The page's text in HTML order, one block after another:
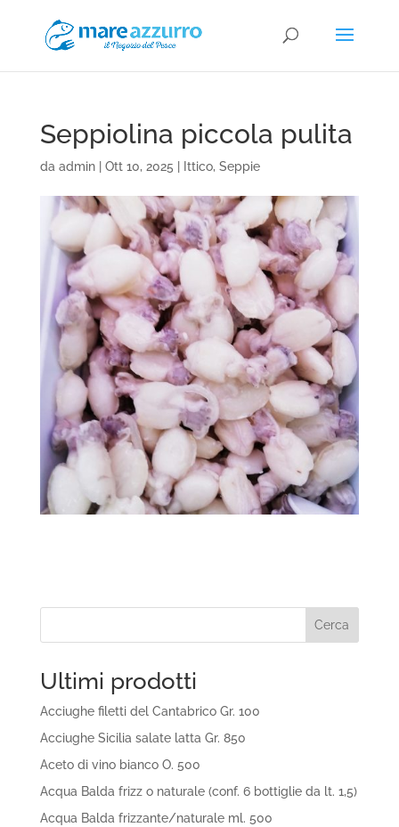
Seppiolina piccola pulita
da admin| Ott 10, 2025 Ittico, Seppie
Cerca
Ultimi prodotti
Acciughe filetti del Cantabrico Gr. 100
Acciughe Sicilia salate latta Gr. 850
Aceto di vino bianco O. 500
Acqua Balda frizz o naturale (conf. 6 bottiglie da lt. 1,5)
Acqua Balda frizzante/naturale ml. 500